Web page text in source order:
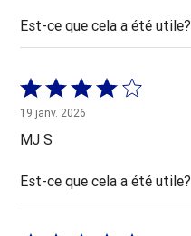
Est-ce que cela a été utile?
Coté
4 sur
5
19 janv. 2026
MJ S
Est-ce que cela a été utile?